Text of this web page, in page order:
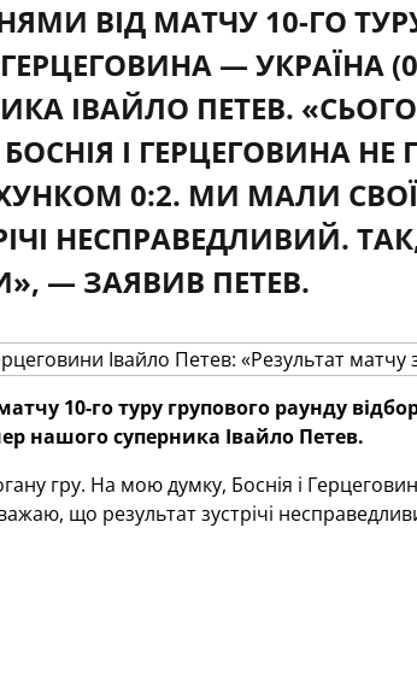
ВІД МАТЧУ 10-ГО
ГЕРЦЕГОВИНА —
ІВАЙЛО ПЕТЕВ.
І ГЕРЦЕГОВИНА
0:2. МИ МАЛИ
НЕСПРАВЕДЛИВИЙ.
— ЗАЯВИВ ПЕТЕВ.
10-го туру групового раунду
нашого суперника Івайло Петев.
гру. На мою думку, Боснія і
що результат зустрічі